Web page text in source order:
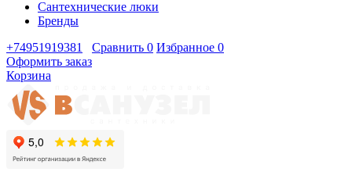
Сантехнические люки
Бренды
+74951919381
Сравнить 0 Избранное 0
Оформить заказ
Корзина